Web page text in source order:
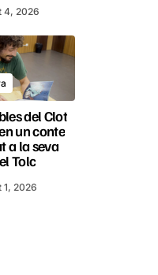
4, 2026
del Clot
un conte
a la seva
Tolc
1, 2026